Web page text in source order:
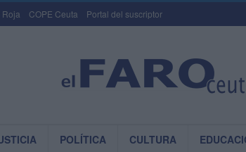
Roja COPE Ceuta Portal del suscriptor
POLÍTICA CULTURA